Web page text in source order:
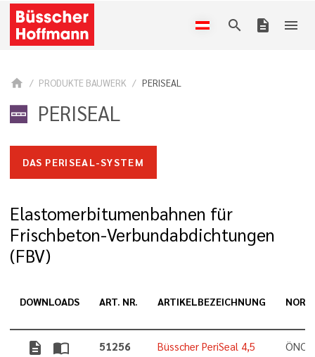
search description menu
home PRODUKTE BAUWERK PERISEAL
PERISEAL
DAS PERISEAL-SYSTEM
Elastomerbitumenbahnen für
Frischbeton-Verbundabdichtungen
(FBV)
DOWNLOADS ART. NR. ARTIKELBEZEICHNUNG
description import_contacts 51256 Büsscher PeriSeal 4,5